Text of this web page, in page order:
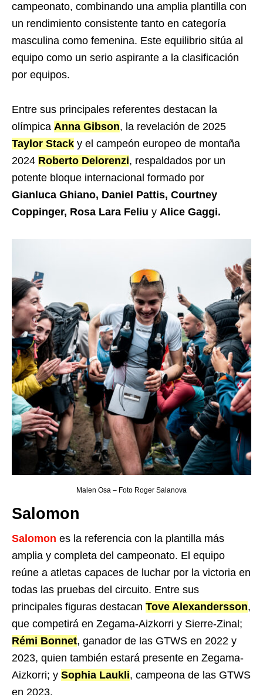
campeonato, combinando una amplia plantilla con
un rendimiento consistente tanto en categoría
masculina como femenina. Este equilibrio sitúa al
equipo como un serio aspirante a la clasificación
por equipos.
Entre sus principales referentes destacan la
olímpica Anna Gibson, la revelación de 2025
Taylor Stack y el campeón europeo de montaña
2024 Roberto Delorenzi, respaldados por un
potente bloque internacional formado por
Gianluca Ghiano, Daniel Pattis, Courtney
Coppinger, Rosa Lara Feliu y Alice Gaggi.
Malen Osa – Foto Roger Salanova
Salomon
Salomon es la referencia con la plantilla más
amplia y completa del campeonato. El equipo
reúne a atletas capaces de luchar por la victoria en
todas las pruebas del circuito. Entre sus
principales figuras destacan Tove Alexandersson,
que competirá en Zegama-Aizkorri y Sierre-Zinal;
Rémi Bonnet, ganador de las GTWS en 2022 y
2023, quien también estará presente en Zegama-
Aizkorri; y Sophia Laukli, campeona de las GTWS
en 2023.